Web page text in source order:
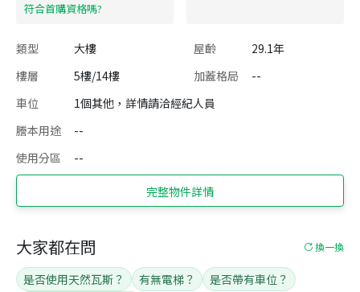
​符合首購資格嗎?
類型 大樓 屋齡
29.1年
樓層
5樓/14樓 加蓋格局
--
車位
1個其他，詳情請洽經紀人員
謄本用途
--
使用分區
--
完整物件詳情
大家都在問 換一換
是否使用天然瓦斯？ 有無電梯？
是否帶有車位？